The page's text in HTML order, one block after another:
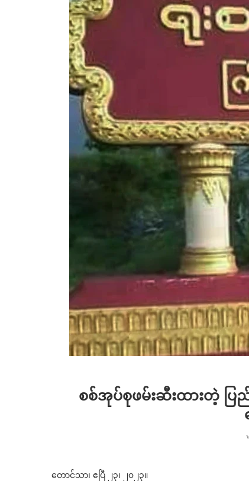
စစ်အုပ်စုဖမ်းဆီးထားတဲ့ ပ
တောင်သာ၊ ဧပြီ ၂၃၊ ၂၀၂၃။